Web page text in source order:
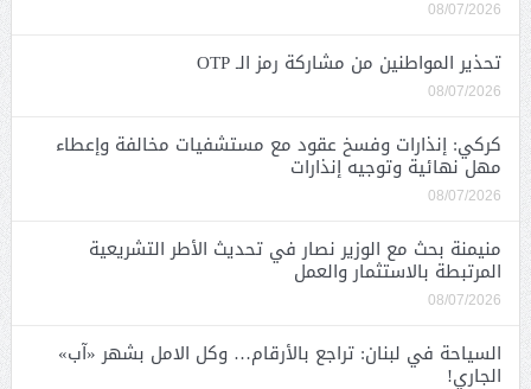
08/07/2026
تحذير المواطنين من مشاركة رمز الـ OTP
08/07/2026
كركي: إنذارات وفسخ عقود مع مستشفيات مخالفة وإعطاء
مهل نهائية وتوجيه إنذارات
08/07/2026
منيمنة بحث مع الوزير نصار في تحديث الأطر التشريعية
المرتبطة بالاستثمار والعمل
08/07/2026
السياحة في لبنان: تراجع بالأرقام… وكل الامل بشهر «آب»
الجاري!